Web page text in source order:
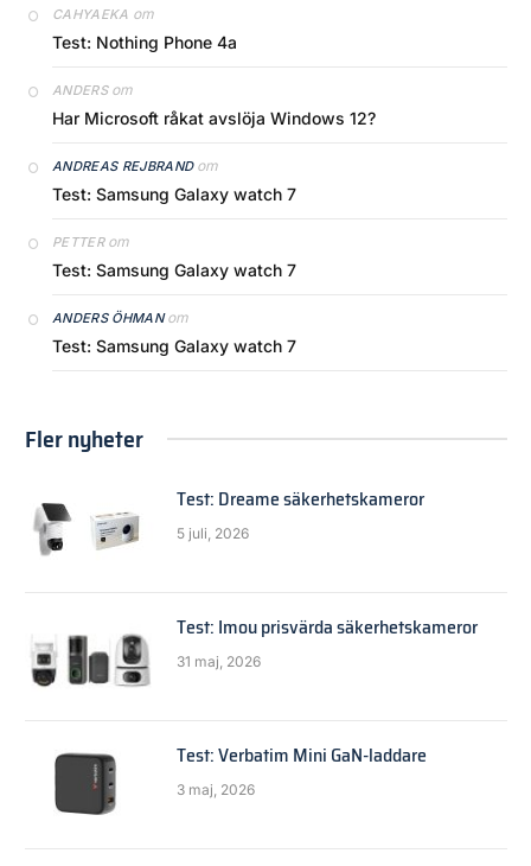
CAHYAEKA om
Test: Nothing Phone 4a
ANDERSom
Har Microsoft råkat avslöja Windows 12?
ANDREAS REJBRANDom
Test: Samsung Galaxy watch 7
PETTERom
Test: Samsung Galaxy watch 7
ANDERS ÖHMANom
Test: Samsung Galaxy watch 7
Fler nyheter
Test: Dreame säkerhetskameror
5 juli, 2026
Test: Imou prisvärda säkerhetskameror
31 maj, 2026
Test: Verbatim Mini GaN-laddare
3 maj, 2026